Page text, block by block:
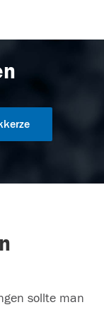
sollte man